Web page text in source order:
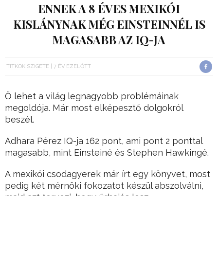
ENNEK A 8 ÉVES MEXIKÓI
KISLÁNYNAK MÉG EINSTEINNÉL IS
MAGASABB AZ IQ-JA
TITKOK SZIGETE 7 ÉV EZELŐTT
Ő lehet a világ legnagyobb problémáinak
megoldója. Már most elképesztő dolgokról
beszél.
Adhara Pérez IQ-ja 162 pont, ami pont 2 ponttal
magasabb, mint Einsteiné és Stephen Hawkingé.
A mexikói csodagyerek már írt egy könyvet, most
pedig két mérnöki fokozatot készül abszolválni,
majd azt tervezi, hogy űrhajós lesz.